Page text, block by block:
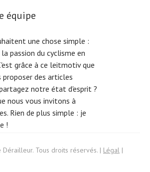
équipe
une chose simple :
passion du cyclisme en
grâce à ce leitmotiv que
des articles
notre état d'esprit ?
nous vous invitons à
Rien de plus simple : je
!
Tous droits réservés. | Légal |